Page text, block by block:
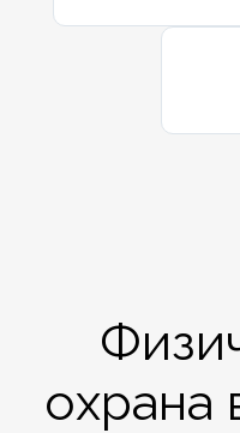
охрана